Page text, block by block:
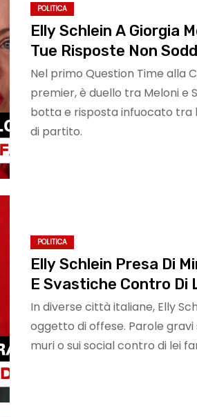
POLITICA
Elly Schlein A Giorgia
Tue Risposte Non
Nel primo Question Time alla
premier, è duello tra Meloni e
botta e risposta infuocato tra
di partito.
POLITICA
Elly Schlein Presa Di
E Svastiche Contro Di
In diverse città italiane, Elly
oggetto di offese. Parole
muri o sui social contro di lei